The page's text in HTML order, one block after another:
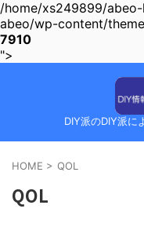
/home/xs249899/
abeo/wp-content/
7910
">
DIY派のDIY派に
HOME > QOL
QOL